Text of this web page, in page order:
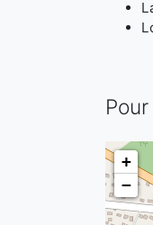
+
−